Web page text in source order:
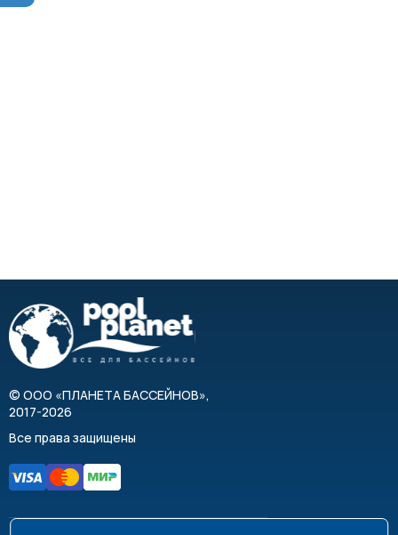
© ООО «ПЛАНЕТА БАССЕЙНОВ»,
2017-2026
Все права защищены